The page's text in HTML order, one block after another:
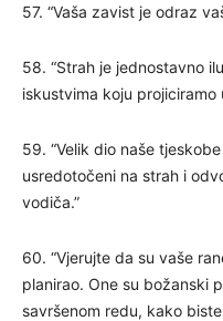
57. “Vaša zavist je odraz
58. “Strah je jednostavno
iskustvima koju projiciramo
59. “Velik dio naše
usredotočeni na strah i
vodiča.”
60. “Vjerujte da su vaše
planirao. One su božanski
savršenom redu, kako